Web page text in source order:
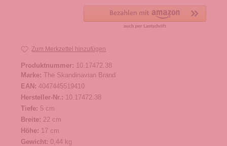
Zum Merkzettel hinzufügen
Produktnummer: 10.17472.38
Marke: The Skandinavian Brand
EAN: 4047445519410
Hersteller-Nr.: 10.17472.38
Tiefe: 5 cm
Breite: 22 cm
Höhe: 17 cm
Gewicht: 0,44 kg